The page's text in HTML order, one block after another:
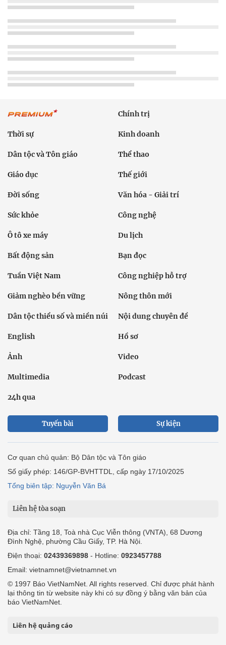
Chính trị
Thời sự Kinh doanh
Dân tộc và Tôn giáo Thể thao
Giáo dục Thế giới
Đời sống Văn hóa - Giải trí
Sức khỏe Công nghệ
Ô tô xe máy Du lịch
Bất động sản Bạn đọc
Tuần Việt Nam Công nghiệp hỗ trợ
Giảm nghèo bền vững Nông thôn mới
Dân tộc thiểu số và miền núi Nội dung chuyên đề
English Hồ sơ
Ảnh Video
Multimedia Podcast
24h qua
Tuyến bài Sự kiện
Cơ quan chủ quản: Bộ Dân tộc và Tôn giáo
Số giấy phép: 146/GP-BVHTTDL, cấp ngày 17/10/2025
Tổng biên tập: Nguyễn Văn Bá
Liên hệ tòa soạn
Địa chỉ: Tầng 18, Toà nhà Cục Viễn thông (VNTA), 68 Dương
Đình Nghệ, phường Cầu Giấy, TP. Hà Nội.
Điện thoại: 02439369898 - Hotline: 0923457788
Email: vietnamnet@vietnamnet.vn
© 1997 Báo VietNamNet. All rights reserved. Chỉ được phát hành
lại thông tin từ website này khi có sự đồng ý bằng văn bản của
báo VietNamNet.
Liên hệ quảng cáo